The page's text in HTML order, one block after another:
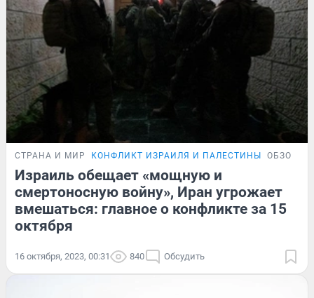
СТРАНА И МИР КОНФЛИКТ ИЗРАИЛЯ И ПАЛЕСТИНЫ ОБЗОР
Израиль обещает «мощную и
смертоносную войну», Иран угрожает
вмешаться: главное о конфликте за 15
октября
16 октября, 2023, 00:31 840 Обсудить